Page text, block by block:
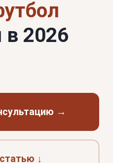
август 2026